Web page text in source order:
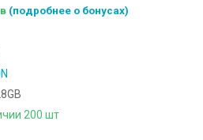
(подробнее о бонусах)
200 шт